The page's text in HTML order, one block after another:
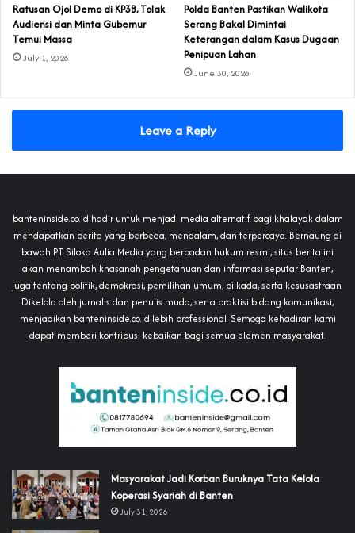
‎Ratusan Ojol Demo di KP3B, Tolak
Audiensi dan Minta Gubernur
Temui Massa
July 1, 2026
Polda Banten Pastikan Walikota
Serang Bakal Dimintai
Keterangan dalam Kasus Dugaan
Penipuan Lahan
June 30, 2026
Leave a Reply
banteninside.co.id hadir untuk menjadi media alternatif bagi khalayak dalam
mendapatkan berita yang berbeda, mendalam, dan terpercaya. Bernaung di
bawah PT Siloka Aulia Media yang berbadan hukum resmi, situs berita ini
akan menambah khasanah pengetahuan dan informasi seputar Banten,
juga tentang politik, demokrasi, pemilihan umum, pilkada, serta kesusastraan.
Dikelola oleh jurnalis dan penulis muda, serta praktisi bidang komunikasi,
menjadikan banteninside.co.id lebih professional. Semoga kehadiran kami
dapat memberi kontribusi kebaikan bagi semua elemen masyarakat.
‎Masyarakat Jadi Korban Buruknya Tata Kelola
Koperasi Syariah di Banten
July 31, 2026